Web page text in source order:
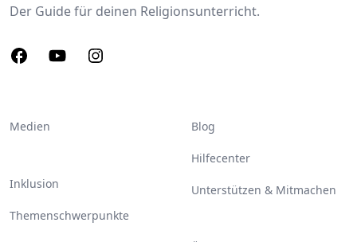
Der Guide für deinen Religionsunterricht.
FacebookYoutubeInstagram
Medien
Inklusion
Themenschwerpunkte
Blog
Hilfecenter
Unterstützen & Mitmachen